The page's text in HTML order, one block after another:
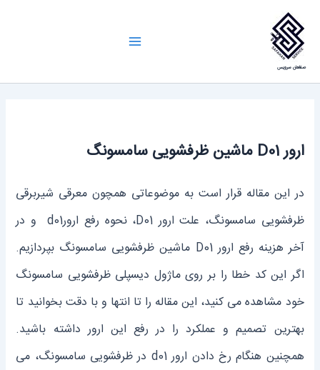
محتواصفاهان سرویس
ارور D01 ماشین ظرفشویی سامسونگ
در این مقاله قرار است به موضوعاتی همچون معرقی شیربرقی
ظرفشویی سامسونگ، علت ارور D01، نحوه رفع ارورd01 و در
آخر هزینه رفع ارور D01 ماشین ظرفشویی سامسونگ بپردازیم.
اگر این کد خطا را بر روی ماژول دیسپلی ظرفشویی سامسونگ
خود مشاهده می کنید، این مقاله را تا انتها و با دقت بخوانید تا
بهترین تصمیم و عملکرد را در رفع این ارور داشته باشید.
همچنین هنگام رخ دادن ارور d01 در ظرفشویی سامسونگ، می